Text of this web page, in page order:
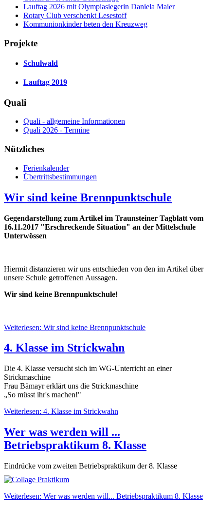
Lauftag 2026 mit Olympiasiegerin Daniela Maier
Rotary Club verschenkt Lesestoff
Kommunionkinder beten den Kreuzweg
Projekte
Schulwald
Lauftag 2019
Quali
Quali - allgemeine Informationen
Quali 2026 - Termine
Nützliches
Ferienkalender
Übertrittsbestimmungen
Wir sind keine Brennpunktschule
Gegendarstellung zum Artikel im Traunsteiner Tagblatt vom
16.11.2017 "Erschreckende Situation" an der Mittelschule
Unterwössen
Hiermit distanzieren wir uns entschieden von den im Artikel über
unsere Schule getroffenen Aussagen.
Wir sind keine Brennpunktschule!
Weiterlesen: Wir sind keine Brennpunktschule
4. Klasse im Strickwahn
Die 4. Klasse versucht sich im WG-Unterricht an einer
Strickmaschine
Frau Bämayr erklärt uns die Strickmaschine
„So müsst ihr's machen!"
Weiterlesen: 4. Klasse im Strickwahn
Wer was werden will ...
Betriebspraktikum 8. Klasse
Eindrücke vom zweiten Betriebspraktikum der 8. Klasse
Weiterlesen: Wer was werden will... Betriebspraktikum 8. Klasse